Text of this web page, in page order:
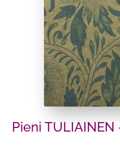
Pieni TULIAINEN